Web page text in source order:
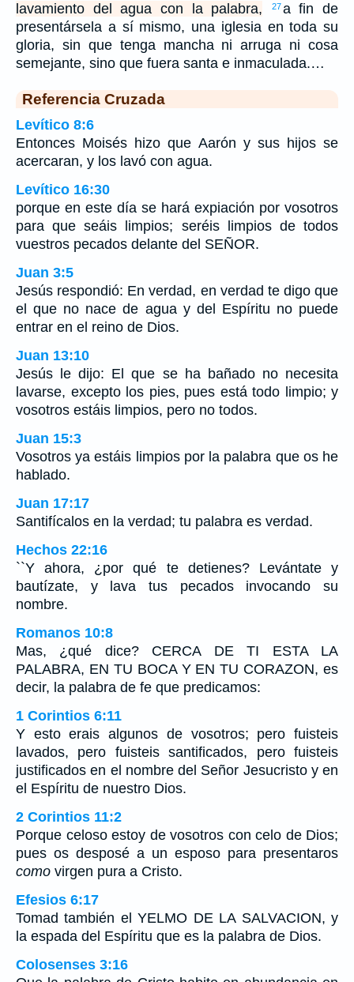
lavamiento del agua con la palabra,
27a fin de
presentársela a sí mismo, una iglesia en toda su
gloria, sin que tenga mancha ni arruga ni cosa
semejante, sino que fuera santa e inmaculada.…
Referencia Cruzada
Levítico 8:6
Entonces Moisés hizo que Aarón y sus hijos se
acercaran, y los lavó con agua.
Levítico 16:30
porque en este día se hará expiación por vosotros
para que seáis limpios; seréis limpios de todos
vuestros pecados delante del SEÑOR.
Juan 3:5
Jesús respondió: En verdad, en verdad te digo que
el que no nace de agua y del Espíritu no puede
entrar en el reino de Dios.
Juan 13:10
Jesús le dijo: El que se ha bañado no necesita
lavarse, excepto los pies, pues está todo limpio; y
vosotros estáis limpios, pero no todos.
Juan 15:3
Vosotros ya estáis limpios por la palabra que os he
hablado.
Juan 17:17
Santifícalos en la verdad; tu palabra es verdad.
Hechos 22:16
``Y ahora, ¿por qué te detienes? Levántate y
bautízate, y lava tus pecados invocando su
nombre.
Romanos 10:8
Mas, ¿qué dice? CERCA DE TI ESTA LA
PALABRA, EN TU BOCA Y EN TU CORAZON, es
decir, la palabra de fe que predicamos:
1 Corintios 6:11
Y esto erais algunos de vosotros; pero fuisteis
lavados, pero fuisteis santificados, pero fuisteis
justificados en el nombre del Señor Jesucristo y en
el Espíritu de nuestro Dios.
2 Corintios 11:2
Porque celoso estoy de vosotros con celo de Dios;
pues os desposé a un esposo para presentaros
como virgen pura a Cristo.
Efesios 6:17
Tomad también el YELMO DE LA SALVACION, y
la espada del Espíritu que es la palabra de Dios.
Colosenses 3:16